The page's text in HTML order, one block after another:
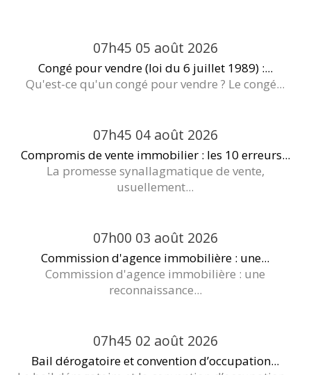
07h45 05 août 2026
Congé pour vendre (loi du 6 juillet 1989) :...
Qu'est-ce qu'un congé pour vendre ? Le congé...
07h45 04 août 2026
Compromis de vente immobilier : les 10 erreurs...
La promesse synallagmatique de vente,
usuellement...
07h00 03 août 2026
Commission d'agence immobilière : une...
Commission d'agence immobilière : une
reconnaissance...
07h45 02 août 2026
Bail dérogatoire et convention d’occupation...